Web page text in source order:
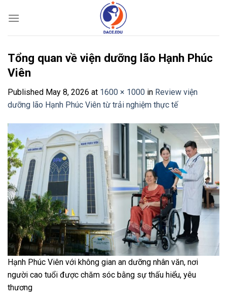
Tổng quan về viện dưỡng lão Hạnh Phúc
Viên
Published May 8, 2026 at 1600 × 1000 in Review viện
dưỡng lão Hạnh Phúc Viên từ trải nghiệm thực tế
Hạnh Phúc Viên với không gian an dưỡng nhân văn, nơi
người cao tuổi được chăm sóc bằng sự thấu hiểu, yêu
thương